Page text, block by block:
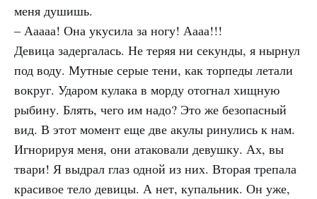
меня душишь.
– Ааааа! Она укусила за ногу! Аааа!!!
Девица задергалась. Не теряя ни секунды, я нырнул
под воду. Мутные серые тени, как торпеды летали
вокруг. Ударом кулака в морду отогнал хищную
рыбину. Блять, чего им надо? Это же безопасный
вид. В этот момент еще две акулы ринулись к нам.
Игнорируя меня, они атаковали девушку. Ах, вы
твари! Я выдрал глаз одной из них. Вторая трепала
красивое тело девицы. А нет, купальник. Он уже,